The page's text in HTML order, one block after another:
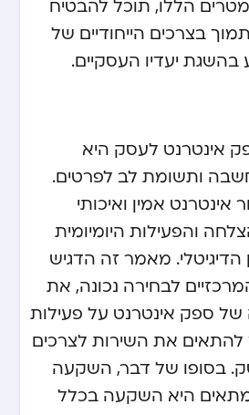
הללו, תוכל להבטיח
בצרכים הייחודיים של
יעדיו העסקיים.
אינטרנט לעסק היא
ותשומת לב לפרטים.
אמין ואיכותי
והפעילות היומיומית
מאמר זה הדגיש
לבחירה נכונה, את
ספק אינטרנט על פעילות
את השירות לצרכים
בסופו של דבר, השקעה
מתאים היא השקעה בכלל